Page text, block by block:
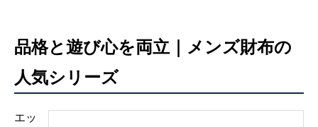
品格と遊び心を両立｜メンズ財布の
人気シリーズ
エッ